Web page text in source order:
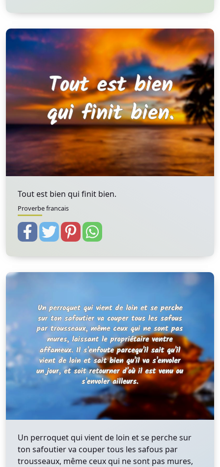
Tout est bien qui finit bien.
Proverbe francais
Un perroquet qui vient de loin et se perche sur
ton safoutier va couper tous les safous par
trousseaux, même ceux qui ne sont pas mures,